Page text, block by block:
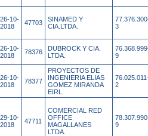
26-10-
2018
47703
SINAMED Y
CIA.LTDA.
3
26-10-
2018
78376
DUBROCK Y CIA.
LTDA.
9
26-10-
2018
78377
PROYECTOS DE
INGENIERIA ELIAS
GOMEZ MIRANDA
EIRL
2
29-10-
2018
47711
COMERCIAL RED
OFFICE
MAGALLANES
LTDA.
9